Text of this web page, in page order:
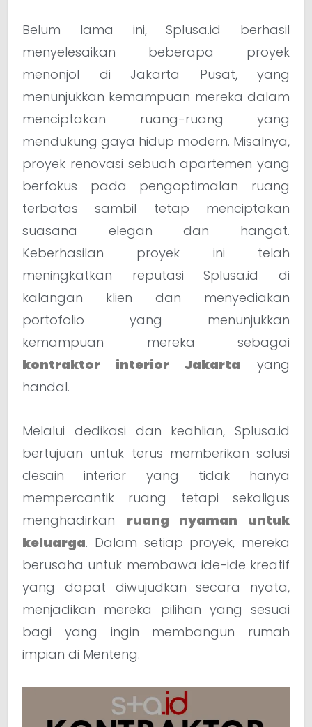
Belum lama ini, Splusa.id berhasil
menyelesaikan beberapa proyek
menonjol di Jakarta Pusat, yang
menunjukkan kemampuan mereka dalam
menciptakan ruang-ruang yang
mendukung gaya hidup modern. Misalnya,
proyek renovasi sebuah apartemen yang
berfokus pada pengoptimalan ruang
terbatas sambil tetap menciptakan
suasana elegan dan hangat.
Keberhasilan proyek ini telah
meningkatkan reputasi Splusa.id di
kalangan klien dan menyediakan
portofolio yang menunjukkan
kemampuan mereka sebagai
kontraktor interior Jakarta yang
handal.
Melalui dedikasi dan keahlian, Splusa.id
bertujuan untuk terus memberikan solusi
desain interior yang tidak hanya
mempercantik ruang tetapi sekaligus
menghadirkan ruang nyaman untuk
keluarga. Dalam setiap proyek, mereka
berusaha untuk membawa ide-ide kreatif
yang dapat diwujudkan secara nyata,
menjadikan mereka pilihan yang sesuai
bagi yang ingin membangun rumah
impian di Menteng.